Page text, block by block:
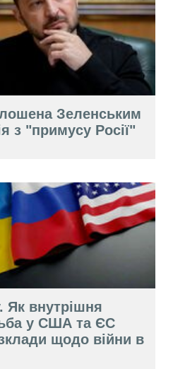
Зеленським
з "примусу Росії"
Як внутрішня
у США та ЄС
щодо війни в